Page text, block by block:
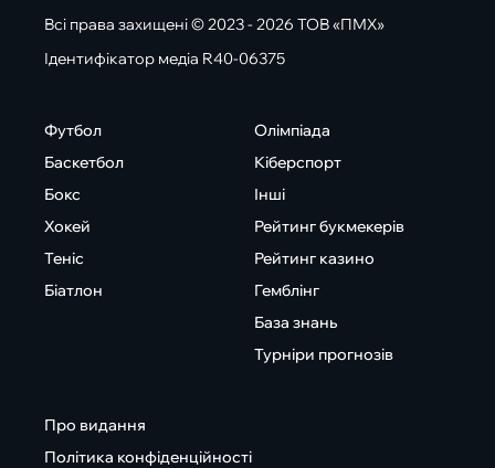
Всі права захищені © 2023 - 2026 ТОВ «ПМХ»
Ідентифікатор медіа R40-06375
Футбол
Баскетбол
Бокс
Хокей
Теніс
Біатлон
Олімпіада
Кіберспорт
Інші
Рейтинг букмекерів
Рейтинг казино
Гемблінг
База знань
Турніри прогнозів
Про видання
Політика конфіденційності